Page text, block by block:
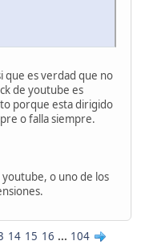
que es verdad que no
de youtube es
porque esta dirigido
o falla siempre.
youtube, o uno de los
14 15 16 ... 104